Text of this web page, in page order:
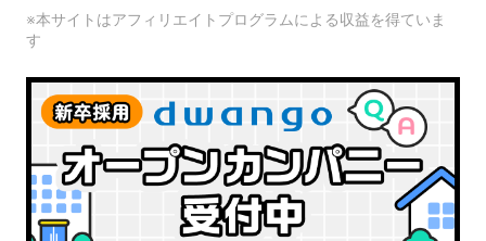
※本サイトはアフィリエイトプログラムによる収益を得ていま
す